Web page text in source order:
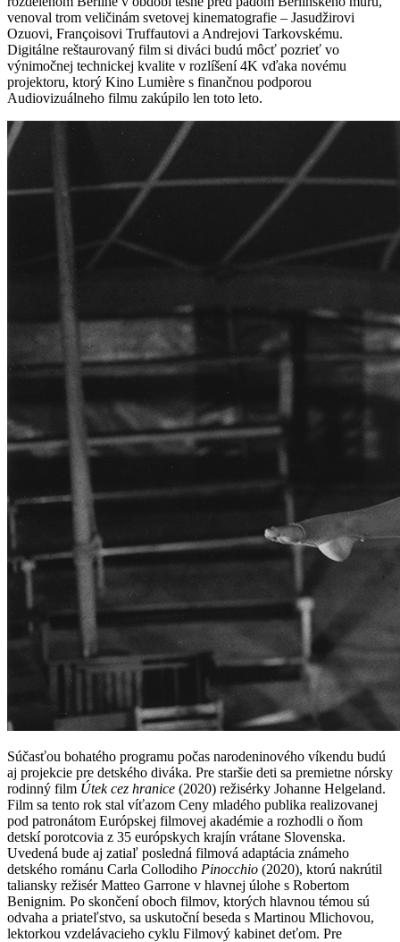
venoval trom veličinám svetovej kinematografie – Jasudžirovi
Ozuovi, Françoisovi Truffautovi a Andrejovi Tarkovskému.
Digitálne reštaurovaný film si diváci budú môcť pozrieť vo
výnimočnej technickej kvalite v rozlíšení 4K vďaka novému
projektoru, ktorý Kino Lumière s finančnou podporou
Audiovizuálneho filmu zakúpilo len toto leto.
Súčasťou bohatého programu počas narodeninového víkendu budú
aj projekcie pre detského diváka. Pre staršie deti sa premietne nórsky
rodinný film Útek cez hranice (2020) režisérky Johanne Helgeland.
Film sa tento rok stal víťazom Ceny mladého publika realizovanej
pod patronátom Európskej filmovej akadémie a rozhodli o ňom
detskí porotcovia z 35 európskych krajín vrátane Slovenska.
Uvedená bude aj zatiaľ posledná filmová adaptácia známeho
detského románu Carla Collodiho Pinocchio (2020), ktorú nakrútil
taliansky režisér Matteo Garrone v hlavnej úlohe s Robertom
Benignim. Po skončení oboch filmov, ktorých hlavnou témou sú
odvaha a priateľstvo, sa uskutoční beseda s Martinou Mlichovou,
lektorkou vzdelávacieho cyklu Filmový kabinet deťom. Pre